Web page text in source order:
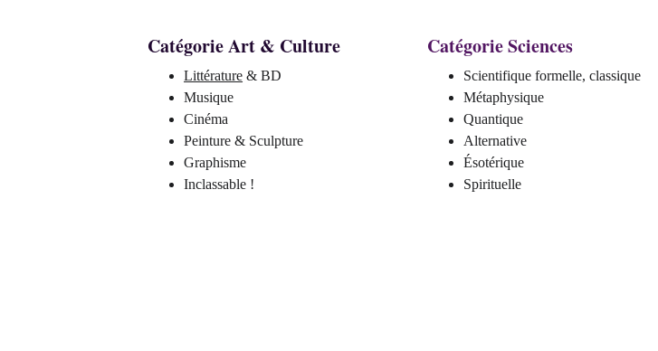
Catégorie Art & Culture
Littérature & BD
Musique
Cinéma
Peinture & Sculpture
Graphisme
Inclassable !
Catégorie Sciences
Scientifique formelle, classique
Métaphysique
Quantique
Alternative
Ésotérique
Spirituelle